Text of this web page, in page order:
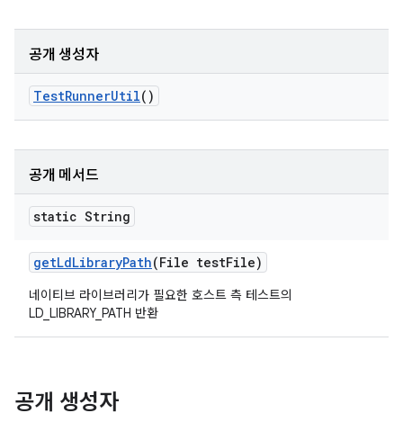
공개 생성자
TestRunnerUtil()
공개 메서드
static String
getLdLibraryPath(File testFile)
네이티브 라이브러리가 필요한 호스트 측 테스트의
LD_LIBRARY_PATH 반환
공개 생성자